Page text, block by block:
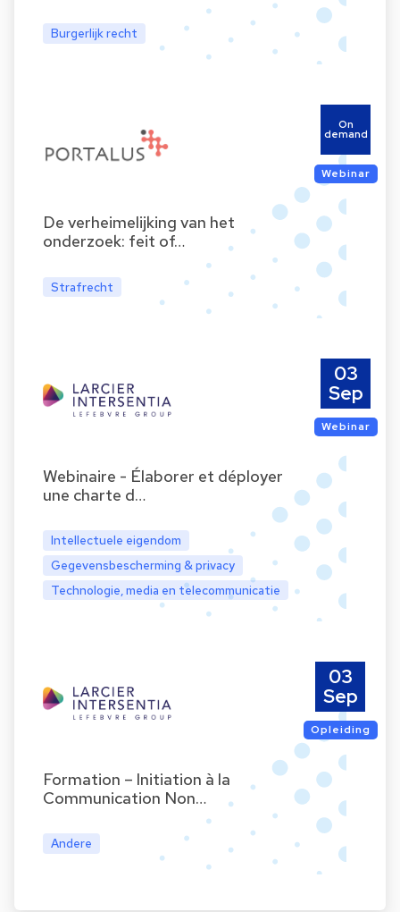
Burgerlijk recht
De verheimelijking van het
onderzoek: feit of…
Strafrecht
On
demand
Webinar
Webinaire - Élaborer et déployer
une charte d…
Intellectuele eigendom
Gegevensbescherming & privacy
Technologie, media en telecommunicatie
03
Sep
Webinar
Formation – Initiation à la
Communication Non…
Andere
03
Sep
Opleiding